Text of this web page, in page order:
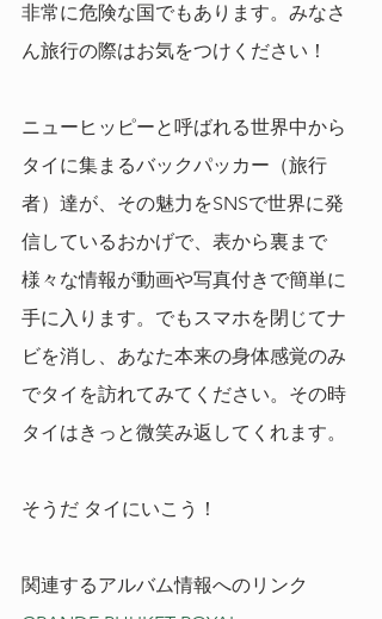
非常に危険な国でもあります。みなさ
ん旅行の際はお気をつけください！
ニューヒッピーと呼ばれる世界中から
タイに集まるバックパッカー（旅行
者）達が、その魅力をSNSで世界に発
信しているおかげで、表から裏まで
様々な情報が動画や写真付きで簡単に
手に入ります。でもスマホを閉じてナ
ビを消し、あなた本来の身体感覚のみ
でタイを訪れてみてください。その時
タイはきっと微笑み返してくれます。
そうだ タイにいこう！
関連するアルバム情報へのリンク